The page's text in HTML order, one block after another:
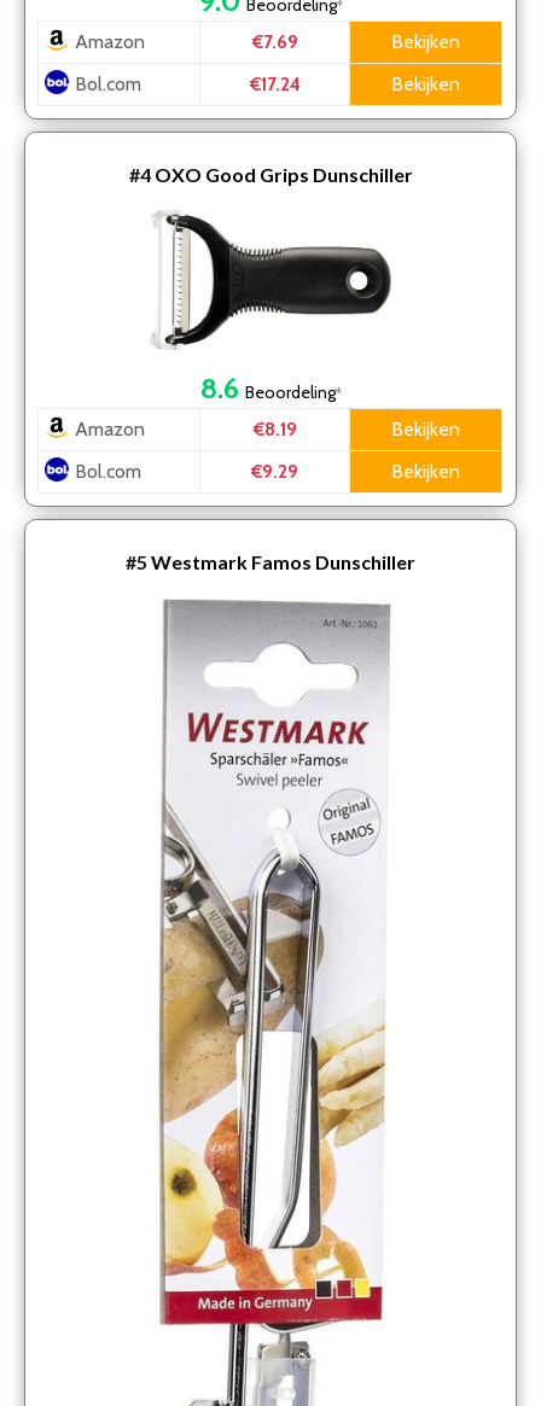
Beoordeling*
Amazon €7.69
Bekijken
Bol.com
€17.24 Bekijken
#4 OXO Good Grips Dunschiller
8.6 Beoordeling*
Amazon €8.19
Bekijken
Bol.com
€9.29 Bekijken
#5 Westmark Famos Dunschiller